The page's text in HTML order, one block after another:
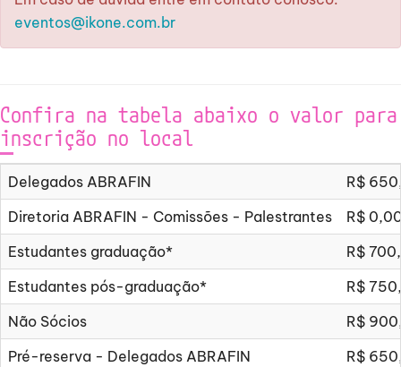
eventos@ikone.com.br
Confira na tabela abaixo o valor para
inscrição no local
Delegados ABRAFIN
R$
Diretoria ABRAFIN - Comissões - Palestrantes
R$
Estudantes graduação*
R$
Estudantes pós-graduação*
R$
Não Sócios
R$
Pré-reserva - Delegados ABRAFIN
R$